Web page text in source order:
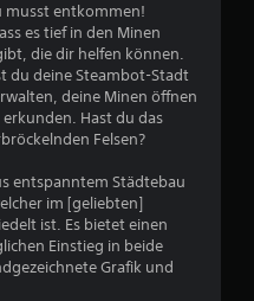
e
B
e
w
r
musst entkommen!
es tief in den Minen
die dir helfen können.
du deine Steambot-Stadt
deine Minen öffnen
Hast du das
Felsen?
entspanntem Städtebau
im [geliebten]
ist. Es bietet einen
Einstieg in beide
Grafik und